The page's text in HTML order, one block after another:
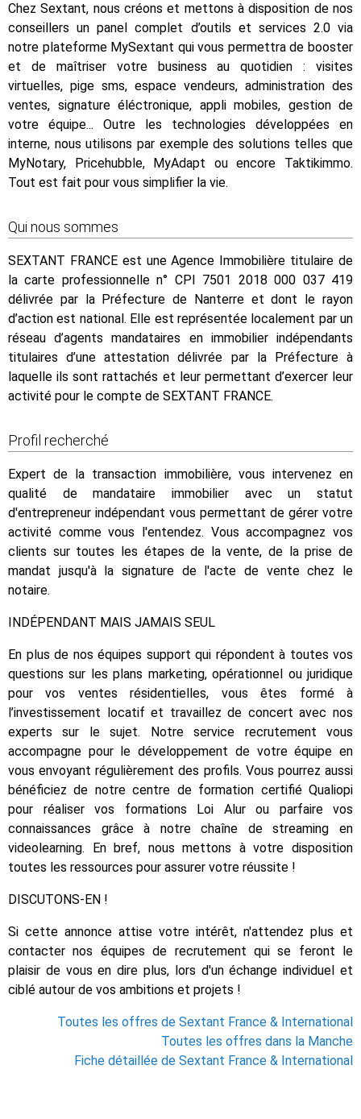
Chez Sextant, nous créons et mettons à disposition de nos
conseillers un panel complet d’outils et services 2.0 via
notre plateforme MySextant qui vous permettra de booster
et de maîtriser votre business au quotidien : visites
virtuelles, pige sms, espace vendeurs, administration des
ventes, signature éléctronique, appli mobiles, gestion de
votre équipe... Outre les technologies développées en
interne, nous utilisons par exemple des solutions telles que
MyNotary, Pricehubble, MyAdapt ou encore Taktikimmo.
Tout est fait pour vous simplifier la vie.
Qui nous sommes
SEXTANT FRANCE est une Agence Immobilière titulaire de
la carte professionnelle n° CPI 7501 2018 000 037 419
délivrée par la Préfecture de Nanterre et dont le rayon
d’action est national. Elle est représentée localement par un
réseau d’agents mandataires en immobilier indépendants
titulaires d’une attestation délivrée par la Préfecture à
laquelle ils sont rattachés et leur permettant d’exercer leur
activité pour le compte de SEXTANT FRANCE.
Profil recherché
Expert de la transaction immobilière, vous intervenez en
qualité de mandataire immobilier avec un statut
d'entrepreneur indépendant vous permettant de gérer votre
activité comme vous l'entendez. Vous accompagnez vos
clients sur toutes les étapes de la vente, de la prise de
mandat jusqu'à la signature de l'acte de vente chez le
notaire.
INDÉPENDANT MAIS JAMAIS SEUL
En plus de nos équipes support qui répondent à toutes vos
questions sur les plans marketing, opérationnel ou juridique
pour vos ventes résidentielles, vous êtes formé à
l’investissement locatif et travaillez de concert avec nos
experts sur le sujet. Notre service recrutement vous
accompagne pour le développement de votre équipe en
vous envoyant régulièrement des profils. Vous pourrez aussi
bénéficiez de notre centre de formation certifié Qualiopi
pour réaliser vos formations Loi Alur ou parfaire vos
connaissances grâce à notre chaîne de streaming en
videolearning. En bref, nous mettons à votre disposition
toutes les ressources pour assurer votre réussite !
DISCUTONS-EN !
Si cette annonce attise votre intérêt, n'attendez plus et
contacter nos équipes de recrutement qui se feront le
plaisir de vous en dire plus, lors d'un échange individuel et
ciblé autour de vos ambitions et projets !
Toutes les offres de Sextant France & International
Toutes les offres dans la Manche
Fiche détaillée de Sextant France & International